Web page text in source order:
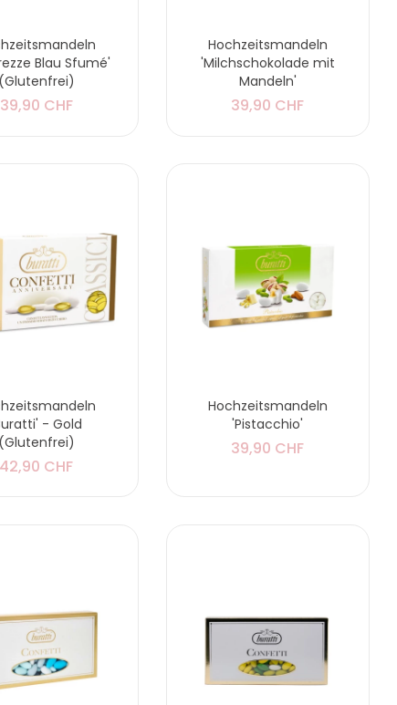
Blau Sfumé'
(Glutenfrei)
39,90 CHF
Hochzeitsmandeln
'Milchschokolade mit
Mandeln'
39,90 CHF
- Gold
(Glutenfrei)
42,90 CHF
Hochzeitsmandeln
'Pistacchio'
39,90 CHF